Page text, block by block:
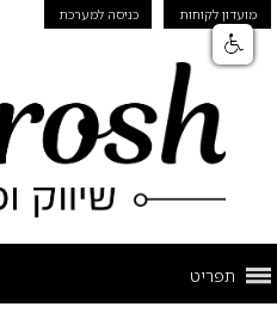
מועדון לקוחות כניסה למערכת
תפריט